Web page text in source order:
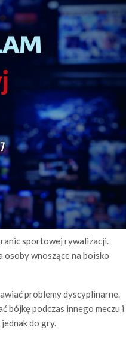
sportowej rywalizacji.
osoby wnoszące na boisko
problemy dyscyplinarne.
bójkę podczas innego meczu i
do gry.